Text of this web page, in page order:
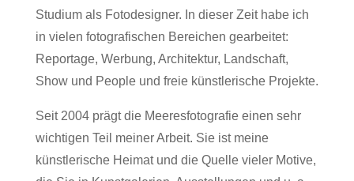
Studium als Fotodesigner. In dieser Zeit habe ich
in vielen fotografischen Bereichen gearbeitet:
Reportage, Werbung, Architektur, Landschaft,
Show und People und freie künstlerische Projekte.
Seit 2004 prägt die Meeresfotografie einen sehr
wichtigen Teil meiner Arbeit. Sie ist meine
künstlerische Heimat und die Quelle vieler Motive,